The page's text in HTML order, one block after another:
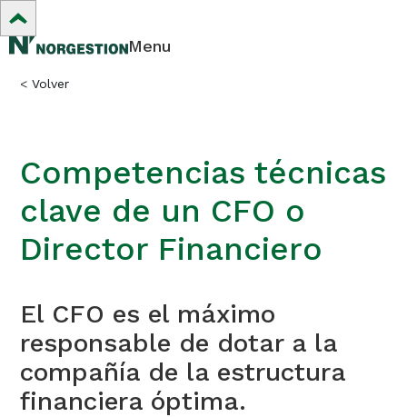
Menu
< Volver
Competencias técnicas
clave de un CFO o
Director Financiero
El CFO es el máximo
responsable de dotar a la
compañía de la estructura
financiera óptima.